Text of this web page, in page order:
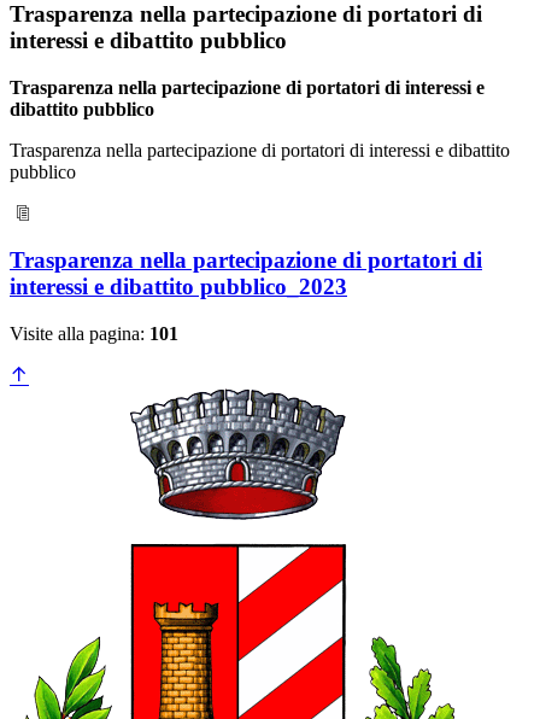
Trasparenza nella partecipazione di portatori di
interessi e dibattito pubblico
Trasparenza nella partecipazione di portatori di interessi e
dibattito pubblico
Trasparenza nella partecipazione di portatori di interessi e dibattito
pubblico
Trasparenza nella partecipazione di portatori di
interessi e dibattito pubblico_2023
Visite alla pagina: 101